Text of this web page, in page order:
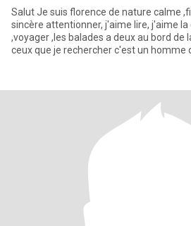
Salut Je suis florence de nature calme
sincère attentionner, j'aime lire, j'aime la
,voyager ,les balades a deux au bord de
ceux que je rechercher c'est un homme